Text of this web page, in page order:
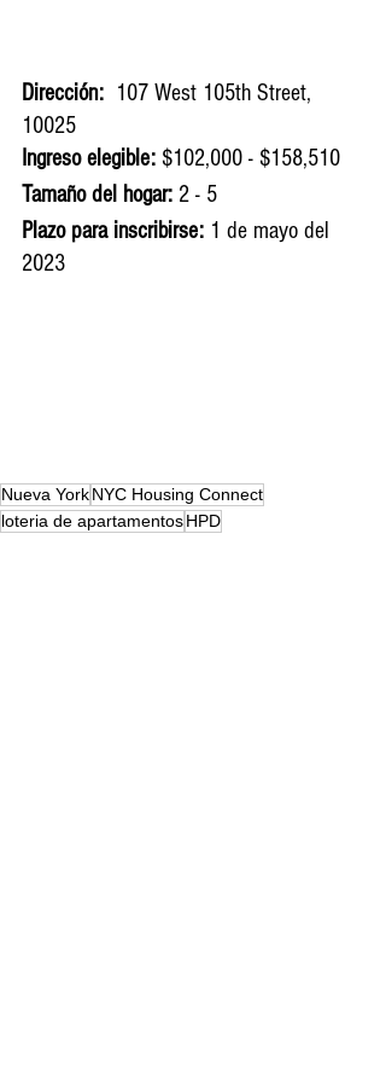
Dirección: 107 West 105th Street,
10025
Ingreso elegible: $102,000 - $158,510
Tamaño del hogar: 2 - 5
Plazo para inscribirse: 1 de mayo del
2023
Nueva YorkNYC Housing Connect
loteria de apartamentosHPD